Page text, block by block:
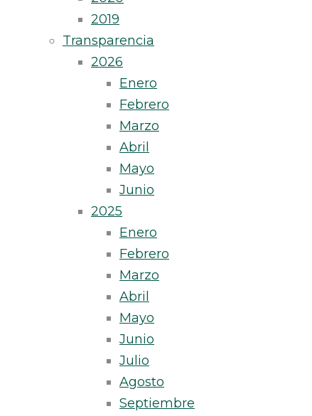
2019
Transparencia
2026
Enero
Febrero
Marzo
Abril
Mayo
Junio
2025
Enero
Febrero
Marzo
Abril
Mayo
Junio
Julio
Agosto
Septiembre